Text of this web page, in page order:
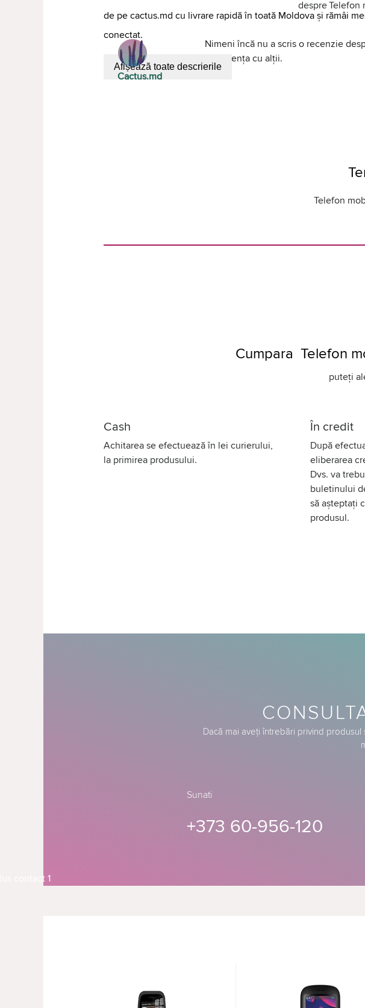
de pe cactus.md cu livrare rapidă în toată Moldova și rămâi
conectat.
Afișează toate descrierile
despreTelefon
Cactus.md
Nimeni încă nu a scris o recenzie
experiența cu alții.
Telefon
Cumpara Telefon
puteți
Cash
Achitarea se efectuează în lei curierului,
la primirea produsului.
În credit
După
eliberarea
Dvs. va
buletinului
să așteptați
produsul.
Dacă mai aveți întrebări privind
Sunati
+373 60-956-120